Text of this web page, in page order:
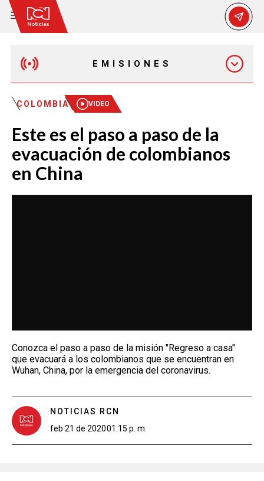
EMISIONES
MAÑANA EXPRESS
EMISIÓN 12:30 PM
COLOMBIA VIDEO
Este es el paso a paso de la
evacuación de colombianos
en China
Conozca el paso a paso de la misión "Regreso a casa"
que evacuará a los colombianos que se encuentran en
Wuhan, China, por la emergencia del coronavirus.
NOTICIAS RCN
feb 21 de 202001:15 p. m.